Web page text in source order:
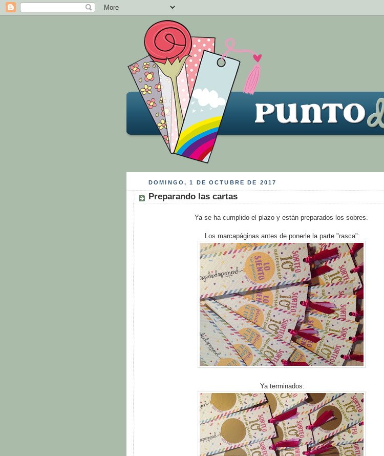
DOMINGO, 1 DE OCTUBRE DE 2017
Preparando las cartas
Ya se ha cumplido el plazo y están preparados los sobres.
Los marcapáginas antes de ponerle la parte "rasca":
Ya terminados: